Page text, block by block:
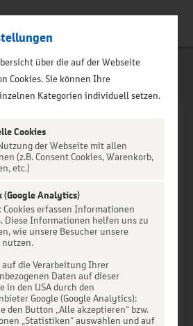
NICHT
über die auf der Webseite
Cookies. Sie können Ihre
Kategorien individuell setzen.
Cookies
der Webseite mit allen
(z.B. Consent Cookies, Warenkorb,
etc.)
(Google Analytics)
Cookies erfassen Informationen
Diese Informationen helfen uns zu
wie unsere Besucher unsere
nutzen.
auf die Verarbeitung Ihrer
Daten auf dieser
in den USA durch den
Google (Google Analytics):
den Button „Alle akzeptieren“ bzw.
„Statistiken“ auswählen und auf